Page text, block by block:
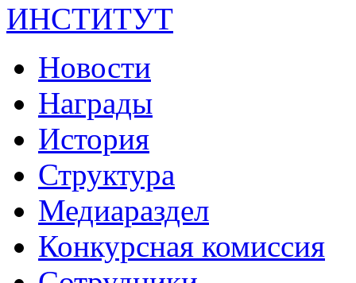
ИНСТИТУТ
Новости
Награды
История
Структура
Медиараздел
Конкурсная комиссия